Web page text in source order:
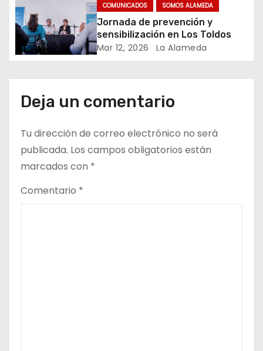
t
r
a
a
s
COMUNICADOS SOMOS ALAMEDA
Jornada de prevención y
sensibilización en Los Toldos
Mar 12, 2026 La Alameda
Deja un comentario
Tu dirección de correo electrónico no será
publicada. Los campos obligatorios están
marcados con *
Comentario *